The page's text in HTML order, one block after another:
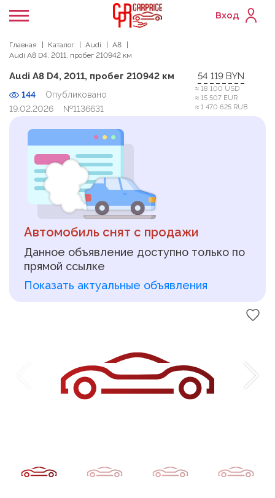
Вход
Главная Каталог Audi
A8
Audi A8 D4, 2011, пробег 210942 км
Audi A8 D4, 2011, пробег 210942 км
144
Опубликовано
19.02.2026
№1136631
54 119 BYN
≈ 18 100 USD
≈ 15 507 EUR
≈ 1 470 625 RUB
Автомобиль снят с продажи
Данное объявление доступно только по
прямой ссылке
Показать актуальные объявления